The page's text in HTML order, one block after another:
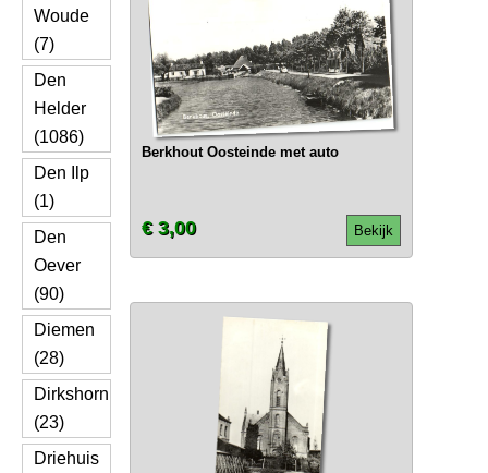
Woude
(7)
Den
Helder
(1086)
Den Ilp
(1)
Den
Oever
(90)
Diemen
(28)
Dirkshorn
(23)
Driehuis
Berkhout Oosteinde met auto
Bekijk
€ 3,00